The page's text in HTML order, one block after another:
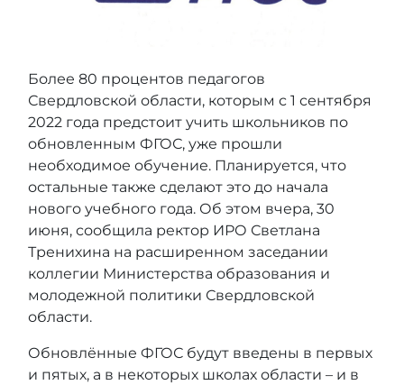
Более 80 процентов педагогов
Свердловской области, которым с 1 сентября
2022 года предстоит учить школьников по
обновленным ФГОС, уже прошли
необходимое обучение. Планируется, что
остальные также сделают это до начала
нового учебного года. Об этом вчера, 30
июня, сообщила ректор ИРО Светлана
Тренихина на расширенном заседании
коллегии Министерства образования и
молодежной политики Свердловской
области.
Обновлённые ФГОС будут введены в первых
и пятых, а в некоторых школах области – и в